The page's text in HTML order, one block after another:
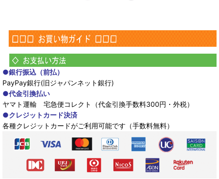
●銀行振込（前払）
PayPay銀行(旧ジャパンネット銀行)
●代金引換払い
ヤマト運輸 宅急便コレクト（代金引換手数料300円・外税）
●クレジットカード決済
各種クレジットカードがご利用可能です（手数料無料）